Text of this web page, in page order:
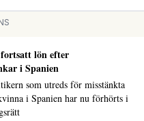
lön efter
i Spanien
som utreds för misstänkta
i Spanien har nu förhörts i